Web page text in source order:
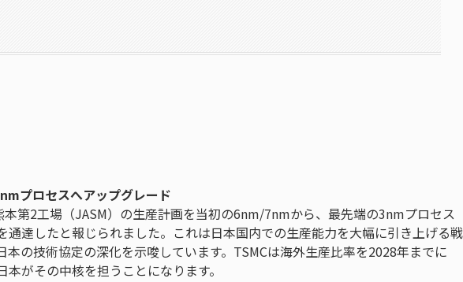
プロセスへアップグレード
本第2工場（JASM）の生産計画を当初の6nm/7nmから、最先端の3nmプロセス
通達したと報じられました。これは日本国内での生産能力を大幅に引き上げる戦
本の技術協定の深化を示唆しています。TSMCは海外生産比率を2028年までに
がその中核を担うことになります。